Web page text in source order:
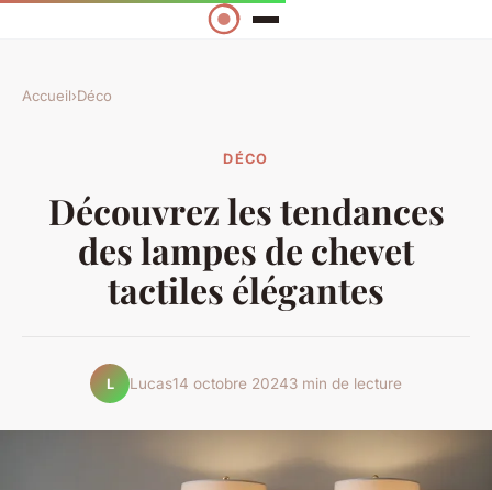
Accueil›Déco
DÉCO
Découvrez les tendances
des lampes de chevet
tactiles élégantes
L Lucas14 octobre 20243 min de lecture